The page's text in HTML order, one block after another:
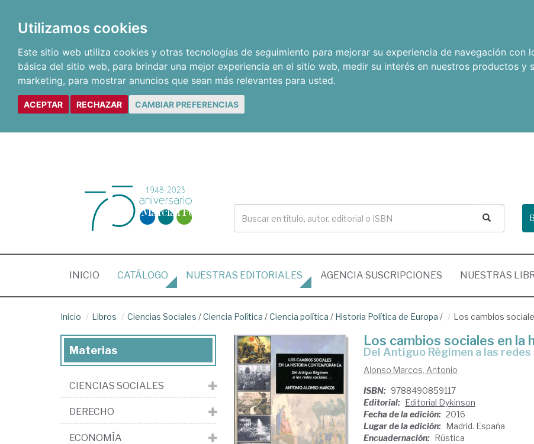
Utilizamos cookies
Este sitio web utiliza cookies y otras tecnologías de seguimiento para mejorar su experiencia de navegación con
básica del sitio web, para brindar una mejor experiencia en el sitio web, medir su interés en nuestros productos y
marketing, para mostrar anuncios que sean más relevantes para usted.
ACEPTAR RECHAZAR CAMBIAR PREFERENCIAS
INICIO (CURRENT)
CATÁLOGO NUESTRAS EDITORIALES AGENCIA SUSCRIPCIONES NUESTRAS
Inicio Libros Ciencias Sociales /Ciencia Política /Ciencia política / Historia Política de Europa / Los cambios
Los cambios sociales en
del Antiguo Régimen a las
Alonso Marcos, Antonio
ISBN: 9788490859117
Editorial: Editorial Dykinson
Fecha de la edición: 2016
Lugar de la edición: Madrid. España
Encuadernación: Rústica
Materias
CIENCIAS SOCIALES
DERECHO
ECONOMÍA